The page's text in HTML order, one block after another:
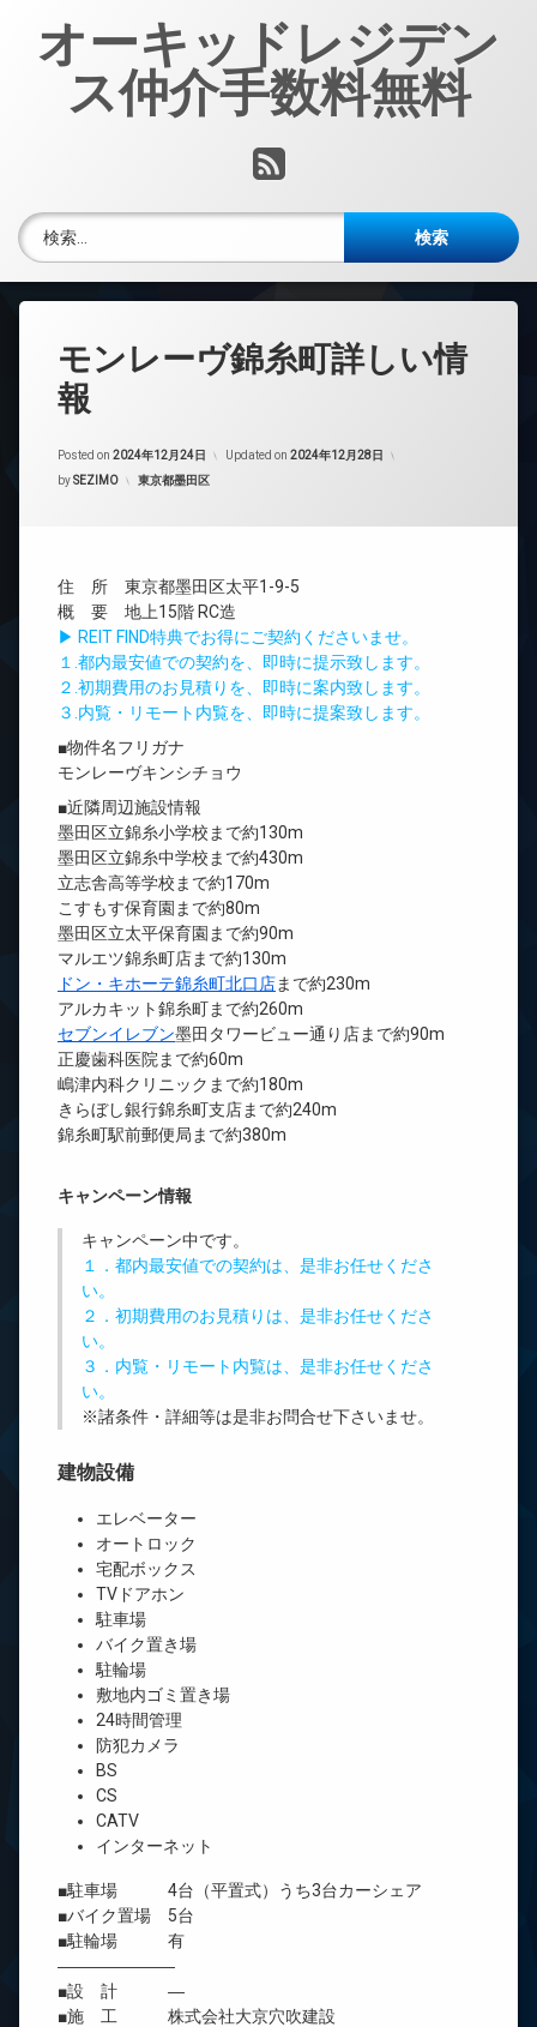
オーキッドレジデン
ス仲介手数料無料
RSS
検索:
モンレーヴ錦糸町詳しい情
報
Posted on 2024年12月24日 Updated on 2024年12月28日
bySEZIMO カテゴリー:
東京都墨田区
住 所 東京都墨田区太平1-9-5
概 要 地上15階 RC造
▶ REIT FIND特典でお得にご契約くださいませ。
１.都内最安値での契約を、即時に提示致します。
２.初期費用のお見積りを、即時に案内致します。
３.内覧・リモート内覧を、即時に提案致します。
■物件名フリガナ
モンレーヴキンシチョウ
■近隣周辺施設情報
墨田区立錦糸小学校まで約130m
墨田区立錦糸中学校まで約430m
立志舎高等学校まで約170m
こすもす保育園まで約80m
墨田区立太平保育園まで約90m
マルエツ錦糸町店まで約130m
ドン・キホーテ錦糸町北口店まで約230m
アルカキット錦糸町まで約260m
セブンイレブン墨田タワービュー通り店まで約90m
正慶歯科医院まで約60m
嶋津内科クリニックまで約180m
きらぼし銀行錦糸町支店まで約240m
錦糸町駅前郵便局まで約380m
キャンペーン情報
キャンペーン中です。
１．都内最安値での契約は、是非お任せくださ
い。
２．初期費用のお見積りは、是非お任せくださ
い。
３．内覧・リモート内覧は、是非お任せくださ
い。
※諸条件・詳細等は是非お問合せ下さいませ。
建物設備
エレベーター
オートロック
宅配ボックス
TVドアホン
駐車場
バイク置き場
駐輪場
敷地内ゴミ置き場
24時間管理
防犯カメラ
BS
CS
CATV
インターネット
■駐車場 4台（平置式）うち3台カーシェア
■バイク置場 5台
■駐輪場 有
―――――――
■設 計 ―
■施 工 株式会社大京穴吹建設